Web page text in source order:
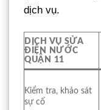
dịch vụ.
DỊCH VỤ SỬA
ĐIỆN NƯỚC
QUẬN 11
Kiểm tra, khảo sát
sự cố